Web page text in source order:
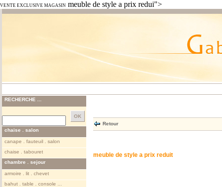
VENTE EXCLUSIVE MAGASIN meuble de style a prix redui">
RECHERCHE ...
chaise . salon
canape . fauteuil . salon
chaise . tabouret
chambre . sejour
armoire . lit . chevet
bahut . table . console ...
Retour
meuble de style a prix reduit